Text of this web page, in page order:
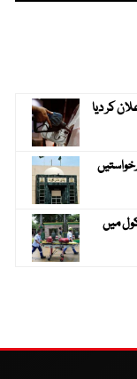
کر دیا
میں